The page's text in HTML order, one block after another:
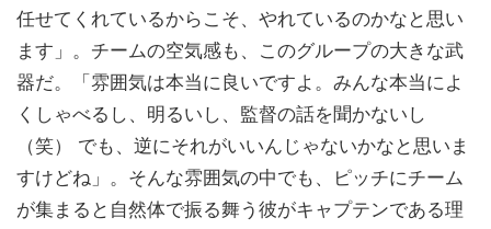
任せてくれているからこそ、やれているのかなと思い
ます」。チームの空気感も、このグループの大きな武
器だ。「雰囲気は本当に良いですよ。みんな本当によ
くしゃべるし、明るいし、監督の話を聞かないし
（笑） でも、逆にそれがいいんじゃないかなと思いま
すけどね」。そんな雰囲気の中でも、ピッチにチーム
が集まると自然体で振る舞う彼がキャプテンである理